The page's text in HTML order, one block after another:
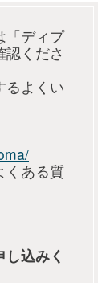
「ディプ
くださ
るよくい
くある質
込みく